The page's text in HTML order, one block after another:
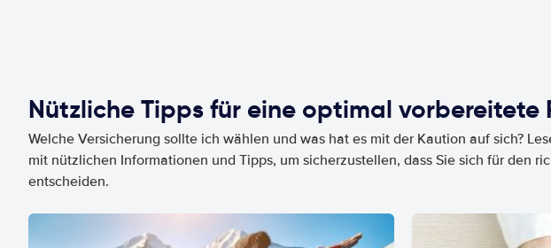
Nützliche Tipps für eine optimal vorbereitete
Welche Versicherung sollte ich wählen und was hat es mit der Kaution auf sich?
mit nützlichen Informationen und Tipps, um sicherzustellen, dass Sie sich für den
entscheiden.